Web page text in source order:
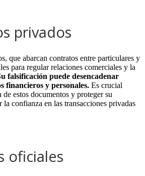
privados
que abarcan contratos entre particulares y
para regular relaciones comerciales y la
falsificación puede desencadenar
financieros y personales. Es crucial
estos documentos y proteger su
la confianza en las transacciones privadas
oficiales